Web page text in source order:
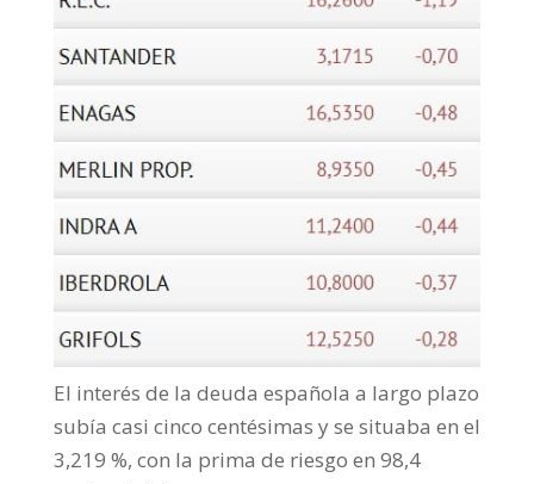
El interés de la deuda española a largo plazo
subía casi cinco centésimas y se situaba en el
3,219 %, con la prima de riesgo en 98,4